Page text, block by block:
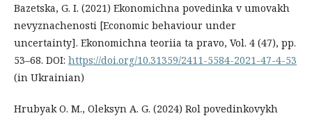
Bazetska, G. I. (2021) Ekonomichna povedinka v umovakh
nevyznachenosti [Economic behaviour under
uncertainty]. Ekonomichna teoriia ta pravo, Vol. 4 (47), pp.
53–68. DOI: https://doi.org/10.31359/2411-5584-2021-47-4-53
(in Ukrainian)
Hrubyak O. M., Oleksyn A. G. (2024) Rol povedinkovykh